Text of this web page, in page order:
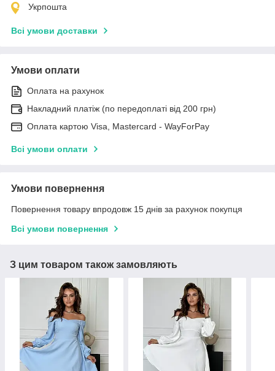
Укрпошта
Всі умови доставки
Умови оплати
Оплата на рахунок
Накладний платіж (по передоплаті від 200 грн)
Оплата картою Visa, Mastercard - WayForPay
Всі умови оплати
Умови повернення
Повернення товару впродовж 15 днів за рахунок покупця
Всі умови повернення
З цим товаром також замовляють